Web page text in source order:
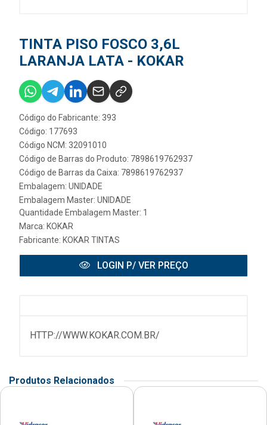
TINTA PISO FOSCO 3,6L
LARANJA LATA - KOKAR
Código do Fabricante: 393
Código: 177693
Código NCM: 32091010
Código de Barras do Produto: 7898619762937
Código de Barras da Caixa: 7898619762937
Embalagem: UNIDADE
Embalagem Master: UNIDADE
Quantidade Embalagem Master: 1
Marca: KOKAR
Fabricante: KOKAR TINTAS
LOGIN P/ VER PREÇO
HTTP://WWW.KOKAR.COM.BR/
Produtos Relacionados